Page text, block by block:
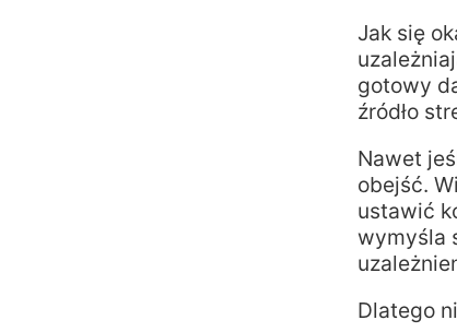
Jak się
gotowy
źródło
Nawet
obejść.
ustawić
wymyśla
Dlatego